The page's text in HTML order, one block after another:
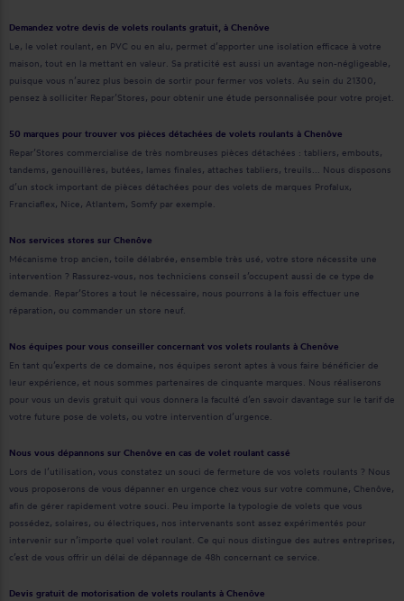
Demandez votre devis de volets roulants gratuit, à Chenôve
Le, le volet roulant, en PVC ou en alu, permet d’apporter une isolation efficace à votre
maison, tout en la mettant en valeur. Sa praticité est aussi un avantage non-négligeable,
puisque vous n’aurez plus besoin de sortir pour fermer vos volets. Au sein du 21300,
pensez à solliciter Repar’Stores, pour obtenir une étude personnalisée pour votre projet.
50 marques pour trouver vos pièces détachées de volets roulants à Chenôve
Repar’Stores commercialise de très nombreuses pièces détachées : tabliers, embouts,
tandems, genouillères, butées, lames finales, attaches tabliers, treuils... Nous disposons
d’un stock important de pièces détachées pour des volets de marques Profalux,
Franciaflex, Nice, Atlantem, Somfy par exemple.
Nos services stores sur Chenôve
Mécanisme trop ancien, toile délabrée, ensemble très usé, votre store nécessite une
intervention ? Rassurez-vous, nos techniciens conseil s’occupent aussi de ce type de
demande. Repar’Stores a tout le nécessaire, nous pourrons à la fois effectuer une
réparation, ou commander un store neuf.
Nos équipes pour vous conseiller concernant vos volets roulants à Chenôve
En tant qu’experts de ce domaine, nos équipes seront aptes à vous faire bénéficier de
leur expérience, et nous sommes partenaires de cinquante marques. Nous réaliserons
pour vous un devis gratuit qui vous donnera la faculté d’en savoir davantage sur le tarif de
votre future pose de volets, ou votre intervention d’urgence.
Nous vous dépannons sur Chenôve en cas de volet roulant cassé
Lors de l’utilisation, vous constatez un souci de fermeture de vos volets roulants ? Nous
vous proposerons de vous dépanner en urgence chez vous sur votre commune, Chenôve,
afin de gérer rapidement votre souci. Peu importe la typologie de volets que vous
possédez, solaires, ou électriques, nos intervenants sont assez expérimentés pour
intervenir sur n’importe quel volet roulant. Ce qui nous distingue des autres entreprises,
c’est de vous offrir un délai de dépannage de 48h concernant ce service.
Devis gratuit de motorisation de volets roulants à Chenôve